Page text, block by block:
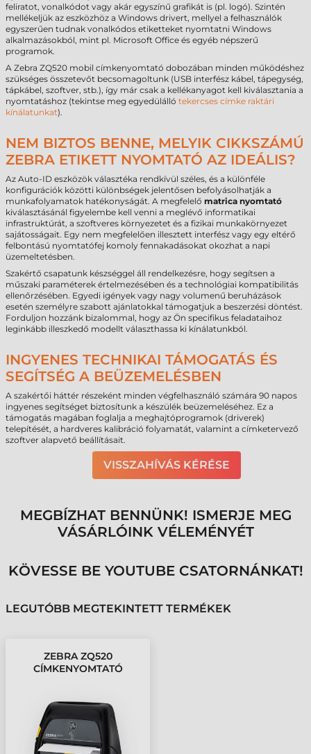
feliratot, vonalkódot vagy akár egyszínű grafikát is (pl. logó). Szintén
mellékeljük az eszközhöz a Windows drivert, mellyel a felhasználók
egyszerűen tudnak vonalkódos etiketteket nyomtatni Windows
alkalmazásokból, mint pl. Microsoft Office és egyéb népszerű
programok.
A Zebra ZQ520 mobil címkenyomtató dobozában minden működéshez
szükséges összetevőt becsomagoltunk (USB interfész kábel, tápegység,
tápkábel, szoftver, stb.), így már csak a kellékanyagot kell kiválasztania a
nyomtatáshoz (tekintse meg egyedülálló tekercses címke raktári
kínálatunkat).
NEM BIZTOS BENNE, MELYIK CIKKSZÁMÚ
ZEBRA ETIKETT NYOMTATÓ AZ IDEÁLIS?
Az Auto-ID eszközök választéka rendkívül széles, és a különféle
konfigurációk közötti különbségek jelentősen befolyásolhatják a
munkafolyamatok hatékonyságát. A megfelelő matrica nyomtató
kiválasztásánál figyelembe kell venni a meglévő informatikai
infrastruktúrát, a szoftveres környezetet és a fizikai munkakörnyezet
sajátosságait. Egy nem megfelelően illesztett interfész vagy egy eltérő
felbontású nyomtatófej komoly fennakadásokat okozhat a napi
üzemeltetésben.
Szakértő csapatunk készséggel áll rendelkezésre, hogy segítsen a
műszaki paraméterek értelmezésében és a technológiai kompatibilitás
ellenőrzésében. Egyedi igények vagy nagy volumenű beruházások
esetén személyre szabott ajánlatokkal támogatjuk a beszerzési döntést.
Forduljon hozzánk bizalommal, hogy az Ön specifikus feladataihoz
leginkább illeszkedő modellt választhassa ki kínálatunkból.
INGYENES TECHNIKAI TÁMOGATÁS ÉS
SEGÍTSÉG A BEÜZEMELÉSBEN
A szakértői háttér részeként minden végfelhasználó számára 90 napos
ingyenes segítséget biztosítunk a készülék beüzemeléséhez. Ez a
támogatás magában foglalja a meghajtóprogramok (driverek)
telepítését, a hardveres kalibráció folyamatát, valamint a címketervező
szoftver alapvető beállításait.
VISSZAHÍVÁS KÉRÉSE
MEGBÍZHAT BENNÜNK! ISMERJE MEG
VÁSÁRLÓINK VÉLEMÉNYÉT
KÖVESSE BE YOUTUBE CSATORNÁNKAT!
LEGUTÓBB MEGTEKINTETT TERMÉKEK
ZEBRA ZQ520
CÍMKENYOMTATÓ